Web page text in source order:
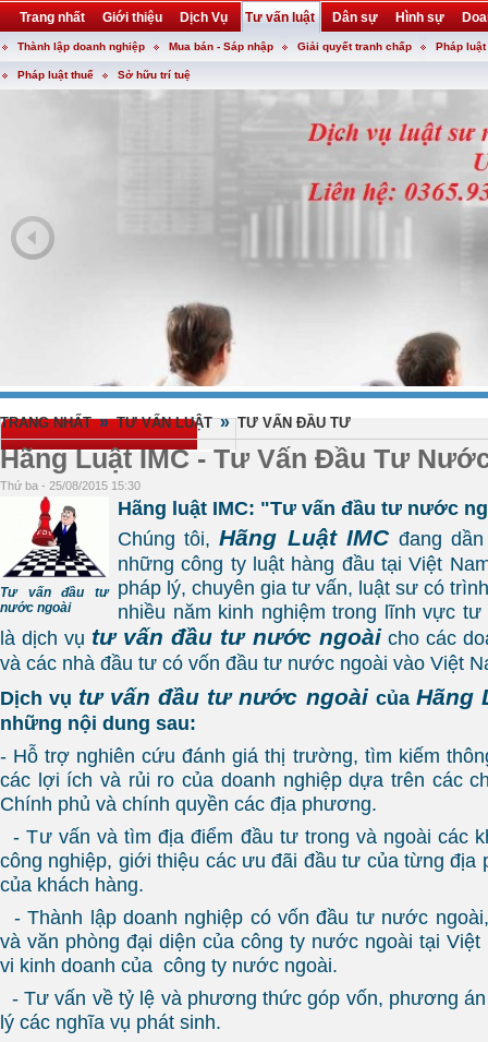
Trang nhất Giới thiệu Dịch Vụ Tư vấn luật Dân sự Hình sự
Khuyến mại Liên hệ forum utility
Thành lập doanh nghiệp Mua bán - Sáp nhập Giải quyết tranh chấp Pháp
Pháp luật thuế Sở hữu trí tuệ
TRANG NHẤT » TƯ VẤN LUẬT » TƯ VẤN ĐẦU TƯ
Hãng Luật IMC - Tư Vấn Đầu Tư
Thứ ba - 25/08/2015 15:30
Tư vấn đầu tư
nước ngoài
Hãng luật IMC: "Tư vấn đầu tư nước
Chúng tôi,Hãng Luật IMC đang
những công ty luật hàng đầu tại Việt
pháp lý, chuyên gia tư vấn, luật sư có
nhiều năm kinh nghiệm trong lĩnh vực
là dịch vụ tư vấn đầu tư nước ngoàicho các
và các nhà đầu tư có vốn đầu tư nước ngoài vào Việt
Dịch vụ tư vấn đầu tư nước ngoài của Hãng
những nội dung sau:
- Hỗ trợ nghiên cứu đánh giá thị trường, tìm kiếm
các lợi ích và rủi ro của doanh nghiệp dựa trên các
Chính phủ và chính quyền các địa phương.
- Tư vấn và tìm địa điểm đầu tư trong và ngoài các
công nghiệp, giới thiệu các ưu đãi đầu tư của từng địa
của khách hàng.
- Thành lập doanh nghiệp có vốn đầu tư nước
và văn phòng đại diện của công ty nước ngoài tại
vi kinh doanh của công ty nước ngoài.
- Tư vấn về tỷ lệ và phương thức góp vốn, phương
lý các nghĩa vụ phát sinh.